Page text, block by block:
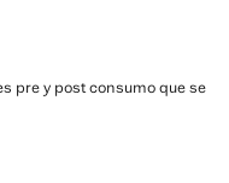
pre y post consumo que se